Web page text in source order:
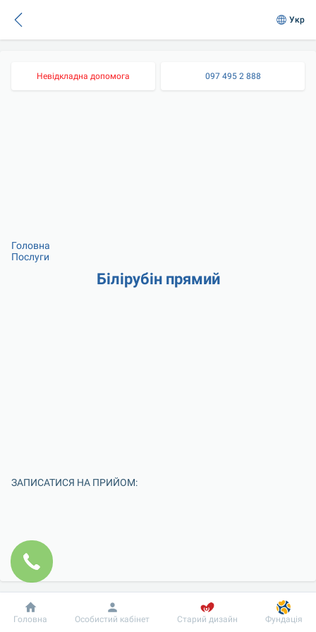
Укр
Невідкладна допомога 097 495 2 888
Головна
Послуги
Білірубін прямий
ЗАПИСАТИСЯ НА ПРИЙОМ:
Добробут Інформація Пацієнту
Головна Особистий кабінет Старий дизайн Фундація